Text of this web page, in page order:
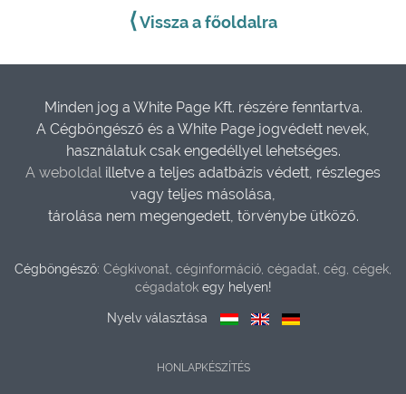
⟨Vissza a főoldalra
Minden jog a White Page Kft. részére fenntartva.
A Cégböngésző és a White Page jogvédett nevek,
használatuk csak engedéllyel lehetséges.
A weboldal illetve a teljes adatbázis védett, részleges
vagy teljes másolása,
tárolása nem megengedett, törvénybe ütköző.
Cégböngésző: Cégkivonat, céginformáció, cégadat, cég, cégek,
cégadatokegy helyen!
Nyelv választása
HONLAPKÉSZÍTÉS